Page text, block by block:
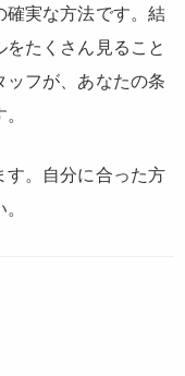
確実な方法です。結
たくさん見ること
ッフが、あなたの条
す。自分に合った方